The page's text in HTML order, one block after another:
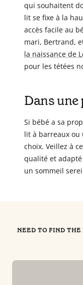
qui souhaitent
lit se fixe à la
accès facile au
mari, Bertrand,
la naissance de
pour les tétées
Dans une
Si bébé a sa
lit à barreaux
choix. Veillez à
qualité et
un sommeil
NEED TO FIND THE